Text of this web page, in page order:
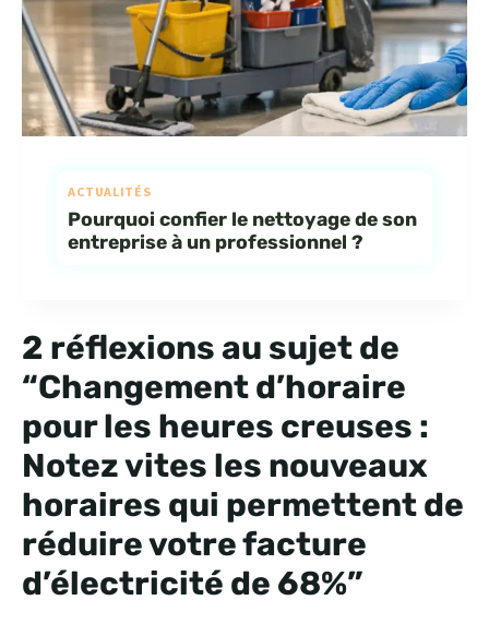
ACTUALITÉS
Pourquoi confier le nettoyage de son
entreprise à un professionnel ?
2 réflexions au sujet de
“Changement d’horaire
pour les heures creuses :
Notez vites les nouveaux
horaires qui permettent de
réduire votre facture
d’électricité de 68%”